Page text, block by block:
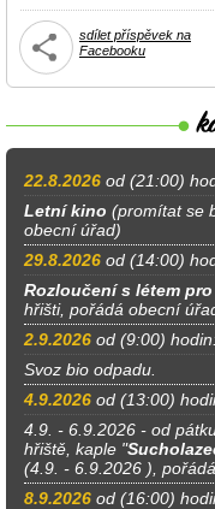
sdílet příspěvek na
Facebooku
22.8.2026 od (21:00)
Letní kino (promítat se
obecní úřad)
29.8.2026 od (14:00)
Rozloučení s létem
hřišti, pořádá obecní
2.9.2026 od (9:00)
Svoz bio odpadu.
4.9.2026 od (13:00)
4.9. - 6.9.2026 - od
hřiště, kaple "
(4.9. - 6.9.2026 ),
8.9.2026 od (16:00)